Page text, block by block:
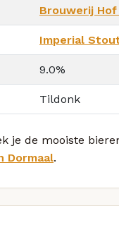
Brouwerij Hof
Imperial
9.0%
Tildonk
je de mooiste
Dormaal.